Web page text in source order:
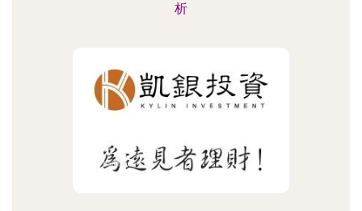
析